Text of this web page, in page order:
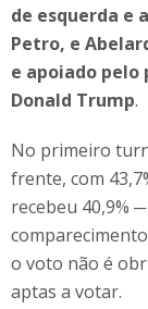
de esquerda e
Petro, e
e apoiado pelo
Donald Trump.
No primeiro
frente, com
recebeu 40,9%
o voto não é
aptas a votar.